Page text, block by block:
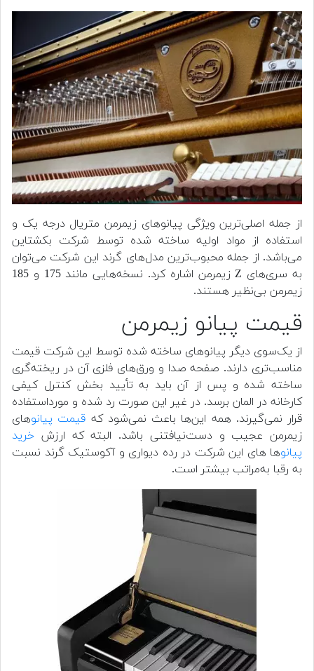
از جمله اصلی‌ترین ویژگی پیانوهای زیمرمن متریال درجه یک و
استفاده از مواد اولیه ساخته شده توسط شرکت بکشتاین
می‌باشد. از جمله محبوب‌ترین مدل‌های گرند این شرکت می‌توان
به سری‌های Z زیمرمن اشاره کرد. نسخه‌هایی مانند 175 و 185
زیمرمن بی‌نظیر هستند.
قیمت پیانو زیمرمن
از یک‌سوی دیگر پیانوهای ساخته شده توسط این شرکت قیمت
مناسب‌تری دارند. صفحه صدا و ورق‌های فلزی آن در ریخته‌گری
ساخته شده و پس از آن باید به تأیید بخش کنترل کیفی
کارخانه در المان برسد. در غیر این صورت رد شده و مورداستفاده
قرار نمی‌گیرند. همه این‌ها باعث نمی‌شود که قیمت پیانوهای
زیمرمن عجیب و دست‌نیافتنی باشد. البته که ارزش خرید
پیانوها های این شرکت در رده دیواری و آکوستیک گرند نسبت
به رقبا به‌مراتب بیشتر است.